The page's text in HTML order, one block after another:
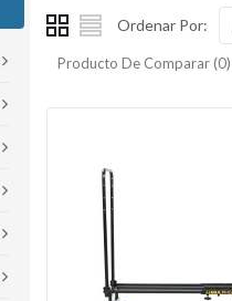
Ordenar Por:
Producto De Comparar (0)